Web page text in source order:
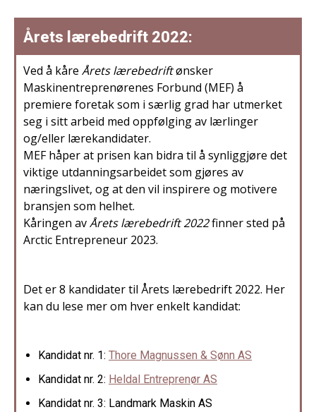
Årets lærebedrift 2022:
Ved å kåre Årets lærebedriftønsker
Maskinentreprenørenes Forbund (MEF) å
premiere foretak som i særlig grad har utmerket
seg i sitt arbeid med oppfølging av lærlinger
og/eller lærekandidater.
MEF håper at prisen kan bidra til å synliggjøre det
viktige utdanningsarbeidet som gjøres av
næringslivet, og at den vil inspirere og motivere
bransjen som helhet.
Kåringen avÅrets lærebedrift 2022finner sted på
Arctic Entrepreneur 2023.
Det er 8 kandidater til Årets lærebedrift 2022. Her
kan du lese mer om hver enkelt kandidat:
Kandidat nr. 1: Thore Magnussen & Sønn AS
Kandidat nr. 2: Heldal Entreprenør AS
Kandidat nr. 3: Landmark Maskin AS